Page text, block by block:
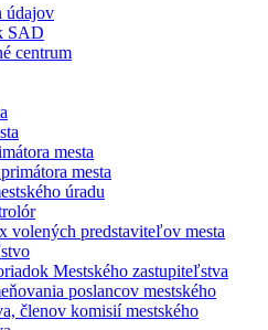
údajov
SAD
centrum
mesta
mesta
úradu
volených predstaviteľov mesta
Mestského zastupiteľstva
poslancov mestského
členov komisií mestského